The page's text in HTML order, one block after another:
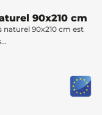
90x210 cm
naturel 90x210 cm est